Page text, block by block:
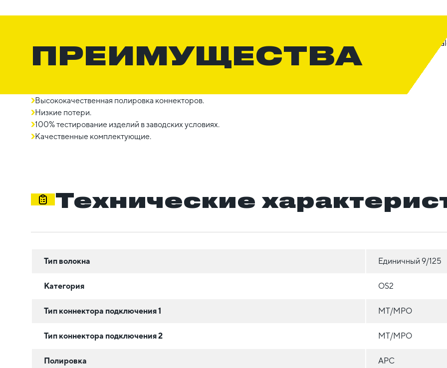
ПРЕИМУЩЕСТВА
Высококачественная полировка коннекторов.
Низкие потери.
100% тестирование изделий в заводских условиях.
Качественные комплектующие.
Технические
Тип волокна Единичный 9/125
Категория OS2
Тип коннектора подключения 1 MT/MPO
Тип коннектора подключения 2 MT/MPO
Полировка APC